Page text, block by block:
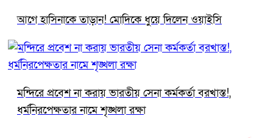
আগে হাসিনাকে তাড়ান! মোদিকে ধুয়ে দিলেন ওয়াইসি
মন্দিরে প্রবেশ না করায় ভারতীয় সেনা কর্মকর্তা বরখাস্ত!,
ধর্মনিরপেক্ষতার নামে শৃঙ্খলা রক্ষা